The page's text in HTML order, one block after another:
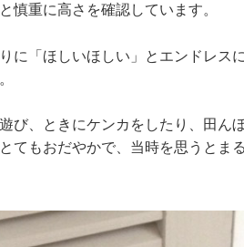
慎重に高さを確認しています。
に「ほしいほしい」とエンドレス
び、ときにケンカをしたり、田ん
てもおだやかで、当時を思うとま